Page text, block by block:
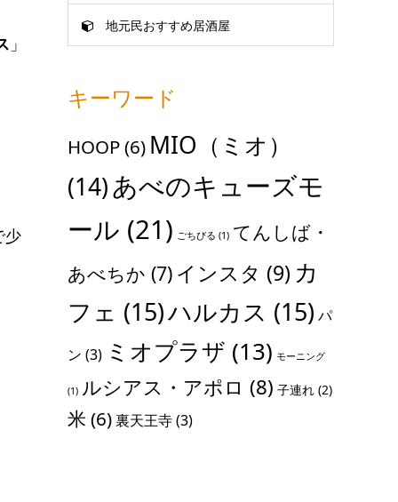
」
少
地元民おすすめ居酒屋
キーワード
HOOP(6) MIO（ミオ）
(14)あべのキューズモ
ール (21) ごちびる (1) てんしば・
あべちか (7) インスタ (9) カ
フェ (15)ハルカス (15) パ
ン (3) ミオプラザ (13) モーニング
(1) ルシアス・アポロ (8) 子連れ (2)
米 (6)裏天王寺(3)